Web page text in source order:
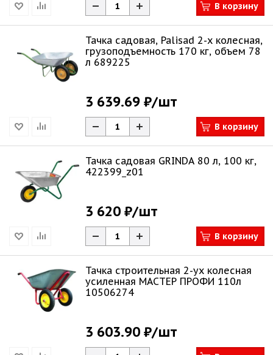
В корзину
Тачка садовая, Palisad 2-х колесная,
грузоподъемность 170 кг, объем 78
л 689225
3 639.69 ₽/шт
В корзину
Тачка садовая GRINDA 80 л, 100 кг,
422399_z01
3 620 ₽/шт
В корзину
Тачка строительная 2-ух колесная
усиленная МАСТЕР ПРОФИ 110л
10506274
3 603.90 ₽/шт